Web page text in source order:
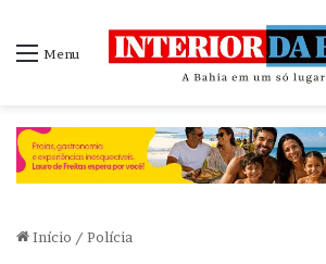
Menu
Início / Polícia